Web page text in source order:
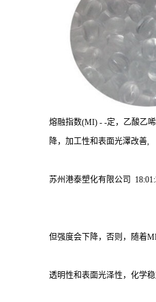
熔融指数(MI) - -定，乙酸乙
降，加工性和表面光澤改善,
苏州港泰塑化有限公司
但强度会下降，否则，随着
透明性和表面光泽性，化学